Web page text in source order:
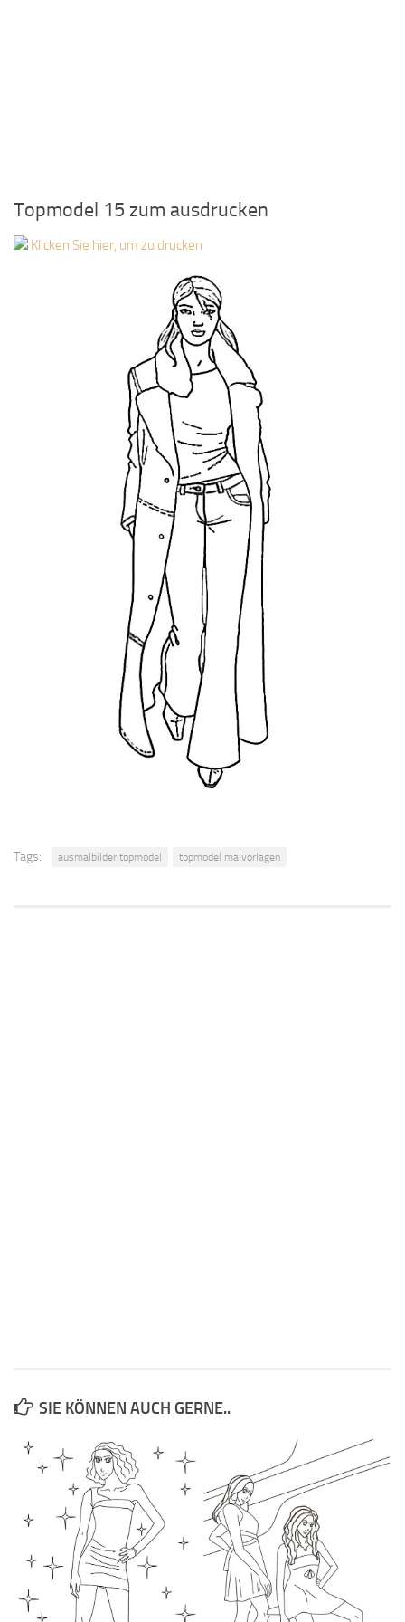
Topmodel 15 zum ausdrucken
Klicken Sie hier, um zu drucken
Tags: ausmalbilder topmodel topmodel malvorlagen
SIE KÖNNEN AUCH GERNE..